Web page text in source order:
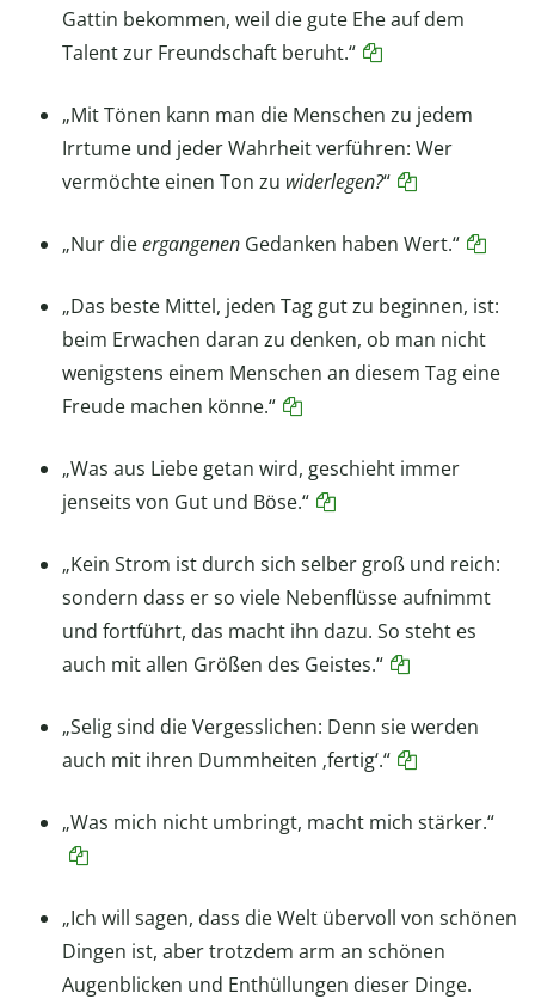
Gattin bekommen, weil die gute Ehe auf dem
Talent zur Freundschaft beruht.“
„Mit Tönen kann man die Menschen zu jedem
Irrtume und jeder Wahrheit verführen: Wer
vermöchte einen Ton zu widerlegen?“
„Nur dieergangenen Gedanken haben Wert.“
„Das beste Mittel, jeden Tag gut zu beginnen, ist:
beim Erwachen daran zu denken, ob man nicht
wenigstens einem Menschen an diesem Tag eine
Freude machen könne.“
„Was aus Liebe getan wird, geschieht immer
jenseits von Gut und Böse.“
„Kein Strom ist durch sich selber groß und reich:
sondern dass er so viele Nebenflüsse aufnimmt
und fortführt, das macht ihn dazu. So steht es
auch mit allen Größen des Geistes.“
„Selig sind die Vergesslichen: Denn sie werden
auch mit ihren Dummheiten ‚fertig‘.“
„Was mich nicht umbringt, macht mich stärker.“
„Ich will sagen, dass die Welt übervoll von schönen
Dingen ist, aber trotzdem arm an schönen
Augenblicken und Enthüllungen dieser Dinge.